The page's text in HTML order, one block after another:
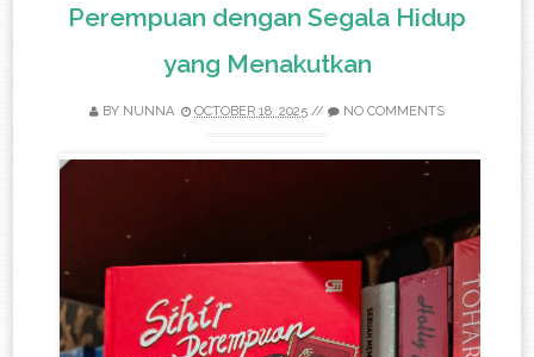
Perempuan dengan Segala Hidup
yang Menakutkan
BY NUNNA OCTOBER 18, 2025 // NO COMMENTS